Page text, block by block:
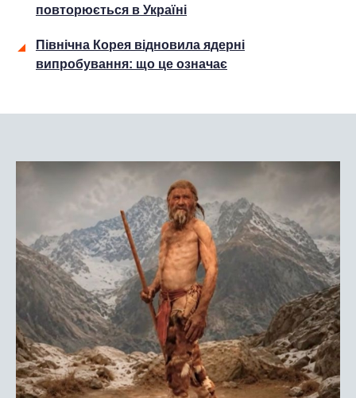
повторюється в Україні
Північна Корея відновила ядерні
випробування: що це означає